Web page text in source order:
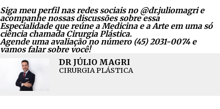
Siga meu perfil nas redes sociais no @dr.juliomagri e
acompanhe nossas discussões sobre essa
Especialidade que reúne a Medicina e a Arte em uma só
ciência chamada Cirurgia Plástica.
Agende uma avaliação no número (45) 2031-0074 e
vamos falar sobre você!
DR JÚLIO MAGRI
CIRURGIA PLÁSTICA